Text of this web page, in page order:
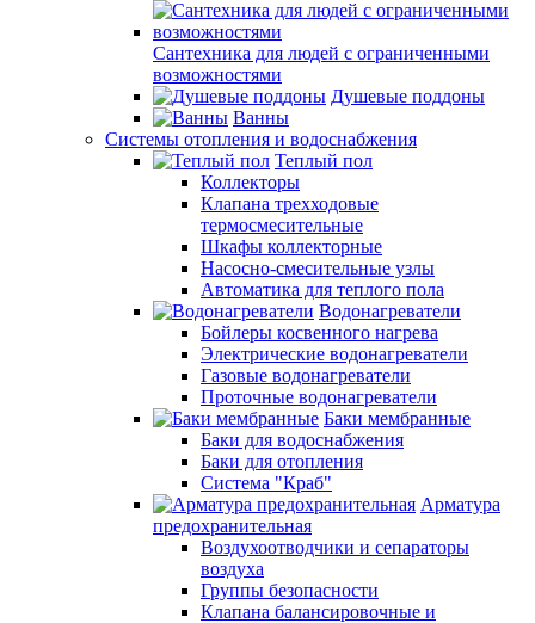
Сантехника для людей с ограниченными
возможностями
Душевые поддоны
Ванны
Системы отопления и водоснабжения
Теплый пол
Коллекторы
Клапана трехходовые
термосмесительные
Шкафы коллекторные
Насосно-смесительные узлы
Автоматика для теплого пола
Водонагреватели
Бойлеры косвенного нагрева
Электрические водонагреватели
Газовые водонагреватели
Проточные водонагреватели
Баки мембранные
Баки для водоснабжения
Баки для отопления
Система "Краб"
Арматура
предохранительная
Воздухоотводчики и сепараторы
воздуха
Группы безопасности
Клапана балансировочные и